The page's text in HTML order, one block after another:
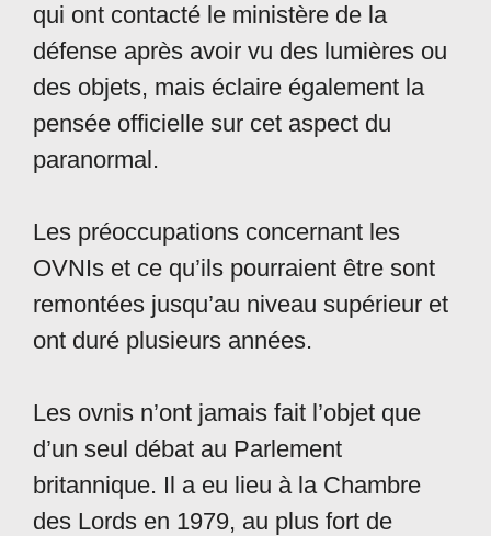
qui ont contacté le ministère de la
défense après avoir vu des lumières ou
des objets, mais éclaire également la
pensée officielle sur cet aspect du
paranormal.
Les préoccupations concernant les
OVNIs et ce qu’ils pourraient être sont
remontées jusqu’au niveau supérieur et
ont duré plusieurs années.
Les ovnis n’ont jamais fait l’objet que
d’un seul débat au Parlement
britannique. Il a eu lieu à la Chambre
des Lords en 1979, au plus fort de